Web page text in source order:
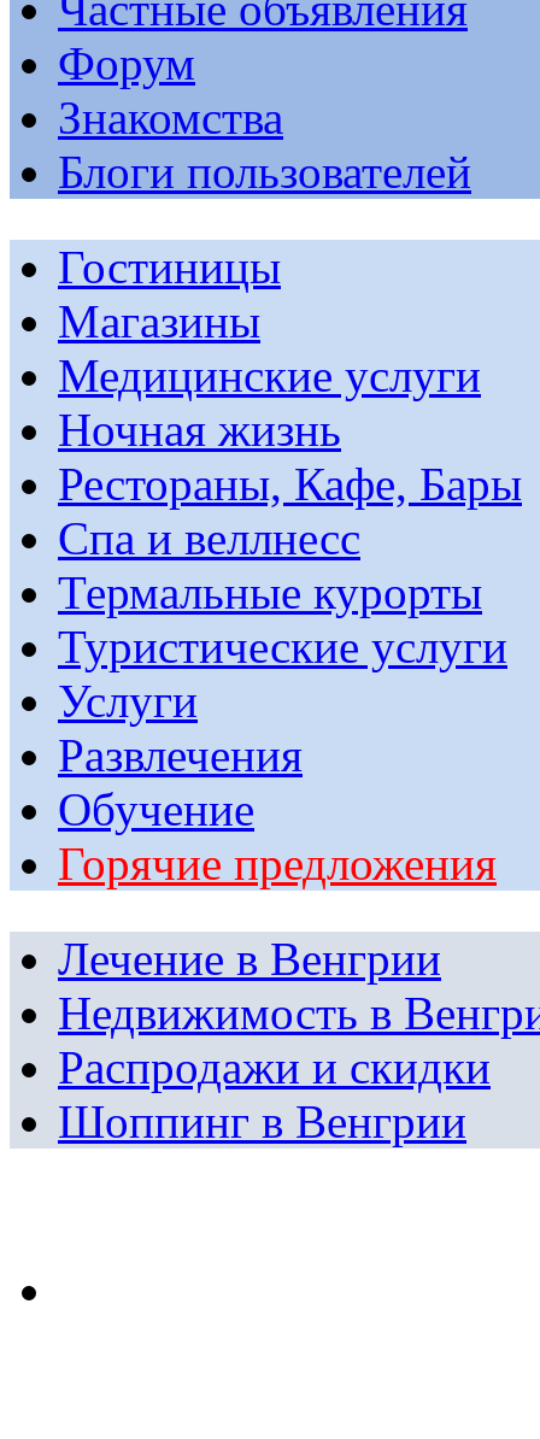
Форум
Знакомства
Блоги пользователей
Гостиницы
Магазины
Медицинские услуги
Ночная жизнь
Рестораны, Кафе, Бары
Спа и веллнесс
Термальные курорты
Туристические услуги
Услуги
Развлечения
Обучение
Горячие предложения
Лечение в Венгрии
Недвижимость в
Распродажи и скидки
Шоппинг в Венгрии